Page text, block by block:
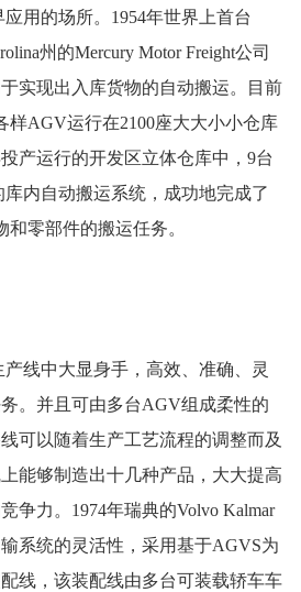
用的场所。1954年世界上首台
州的Mercury Motor Freight公司
实现出入库货物的自动搬运。目前
样AGV运行在2100座大大小小仓库
产运行的开发区立体仓库中，9台
内自动搬运系统，成功地完成了
和零部件的搬运任务。
线中大显身手，高效、准确、灵
。并且可由多台AGV组成柔性的
可以随着生产工艺流程的调整而及
能够制造出十几种产品，大大提高
争力。1974年瑞典的Volvo Kalmar
系统的灵活性，采用基于AGVS为
线，该装配线由多台可装载轿车车